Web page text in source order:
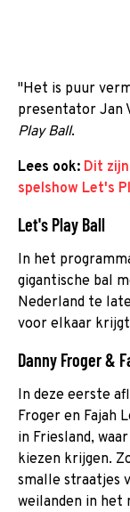
"Het is puur
presentator Jan
Play Ball.
Lees ook: Dit
spelshow Let's
Let's Play Ball
In het
gigantische bal
Nederland te
voor elkaar
Danny Froger &
In deze eerste
Froger en Fajah
in Friesland,
kiezen krijgen.
smalle straatjes
weilanden in het